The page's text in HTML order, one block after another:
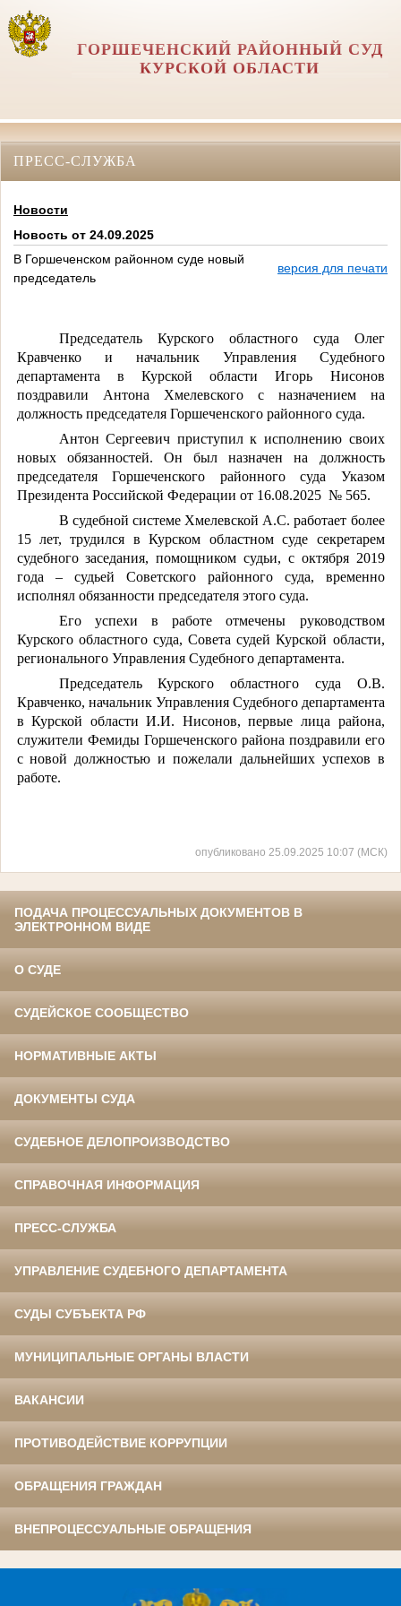
ГОРШЕЧЕНСКИЙ РАЙОННЫЙ СУД
КУРСКОЙ ОБЛАСТИ
ПРЕСС-СЛУЖБА
Новости
Новость от 24.09.2025
В Горшеченском районном суде новый
председатель
версия для печати
Председатель Курского областного суда Олег
Кравченко и начальник Управления Судебного
департамента в Курской области Игорь Нисонов
поздравили Антона Хмелевского с назначением на
должность председателя Горшеченского районного суда.
Антон Сергеевич приступил к исполнению своих
новых обязанностей. Он был назначен на должность
председателя Горшеченского районного суда Указом
Президента Российской Федерации от 16.08.2025 № 565.
В судебной системе Хмелевской А.С. работает более
15 лет, трудился в Курском областном суде секретарем
судебного заседания, помощником судьи, с октября 2019
года – судьей Советского районного суда, временно
исполнял обязанности председателя этого суда.
Его успехи в работе отмечены руководством
Курского областного суда, Совета судей Курской области,
регионального Управления Судебного департамента.
Председатель Курского областного суда О.В.
Кравченко, начальник Управления Судебного департамента
в Курской области И.И. Нисонов, первые лица района,
служители Фемиды Горшеченского района поздравили его
с новой должностью и пожелали дальнейших успехов в
работе.
опубликовано 25.09.2025 10:07 (МСК)
ПОДАЧА ПРОЦЕССУАЛЬНЫХ ДОКУМЕНТОВ В
ЭЛЕКТРОННОМ ВИДЕ
О СУДЕ
СУДЕЙСКОЕ СООБЩЕСТВО
НОРМАТИВНЫЕ АКТЫ
ДОКУМЕНТЫ СУДА
СУДЕБНОЕ ДЕЛОПРОИЗВОДСТВО
СПРАВОЧНАЯ ИНФОРМАЦИЯ
ПРЕСС-СЛУЖБА
УПРАВЛЕНИЕ СУДЕБНОГО ДЕПАРТАМЕНТА
СУДЫ СУБЪЕКТА РФ
МУНИЦИПАЛЬНЫЕ ОРГАНЫ ВЛАСТИ
ВАКАНСИИ
ПРОТИВОДЕЙСТВИЕ КОРРУПЦИИ
ОБРАЩЕНИЯ ГРАЖДАН
ВНЕПРОЦЕССУАЛЬНЫЕ ОБРАЩЕНИЯ